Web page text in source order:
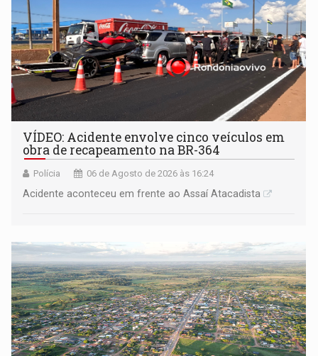
VÍDEO: Acidente envolve cinco veículos em
obra de recapeamento na BR-364
Polícia 06 de Agosto de 2026 às 16:24
Acidente aconteceu em frente ao Assaí Atacadista